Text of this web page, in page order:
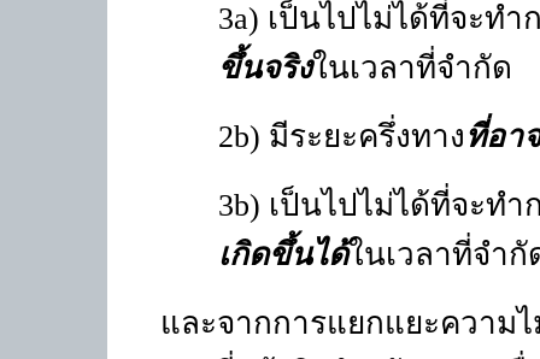
3a) เป็นไปไม่ได้ที่จะท
ขึ้นจริงในเวลาที่จำกัด
2b) มีระยะครึ่งทางที่อา
3b) เป็นไปไม่ได้ที่จะท
เกิดขึ้นได้ในเวลาที่จำกั
และจากการแยกแยะความ